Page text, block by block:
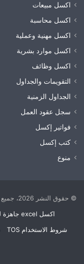
اكسل مبيعات
اكسل محاسبة
اكسل مهنية وعملية
اكسل موارد بشرية
اكسل وظائف
التقويمات والجداول
الجداول الزمنية
سجل عقود العمل
فواتير إكسل
كتب إكسل
منوع
© حقوق النشر 2026، جميع الحقوق محفوظة |
اكسل excel جاهزة للتحميل مجانا
شروط الاستخدام TOS